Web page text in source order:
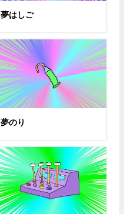
夢はしご
夢のり